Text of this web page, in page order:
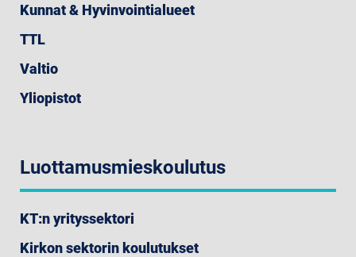
Kunnat & Hyvinvointialueet
TTL
Valtio
Yliopistot
Luottamusmieskoulutus
KT:n yrityssektori
Kirkon sektorin koulutukset